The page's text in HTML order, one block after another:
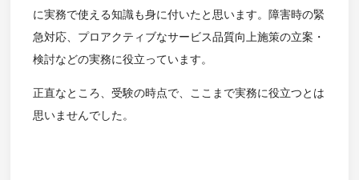
に実務で使える知識も身に付いたと思います。障害時の緊
急対応、プロアクティブなサービス品質向上施策の立案・
検討などの実務に役立っています。
正直なところ、受験の時点で、ここまで実務に役立つとは
思いませんでした。